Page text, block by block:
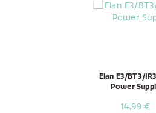
Elan E3/BT3/
Power
14,99 €